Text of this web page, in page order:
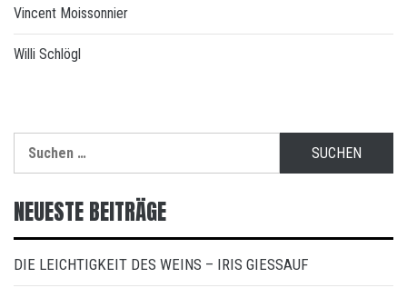
Vincent Moissonnier
Willi Schlögl
nach:
NEUESTE BEITRÄGE
DIE LEICHTIGKEIT DES WEINS – IRIS GIESSAUF